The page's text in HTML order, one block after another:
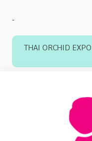
-
THAI ORCHID